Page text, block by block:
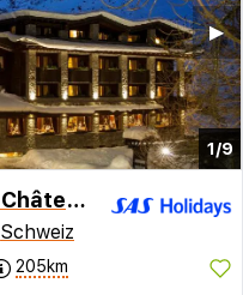
1/9
▶︎
Hotel Hermitage Relais & Châteaux
Schweiz
205km